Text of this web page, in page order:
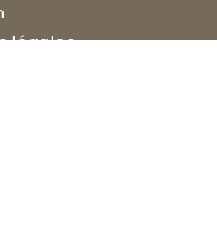
légales